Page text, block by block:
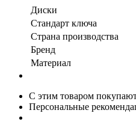
Диски
Стандарт ключа
Страна производства
Бренд
Материал
С этим товаром
Персональные